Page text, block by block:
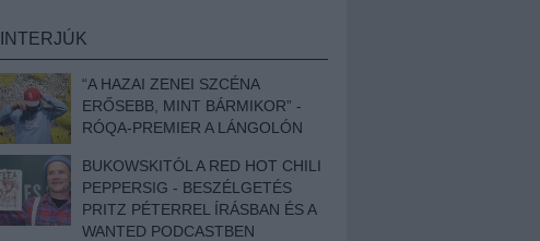
INTERJÚK
“A HAZAI ZENEI SZCÉNA
ERŐSEBB, MINT BÁRMIKOR” -
RÓQA-PREMIER A LÁNGOLÓN
BUKOWSKITÓL A RED HOT CHILI
PEPPERSIG - BESZÉLGETÉS
PRITZ PÉTERREL ÍRÁSBAN ÉS A
WANTED PODCASTBEN